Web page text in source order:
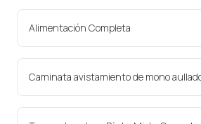
Alimentación Completa
Caminata avistamiento de mono